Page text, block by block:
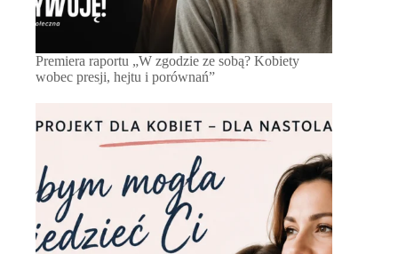
Premiera raportu „W zgodzie ze sobą? Kobiety
wobec presji, hejtu i porównań”